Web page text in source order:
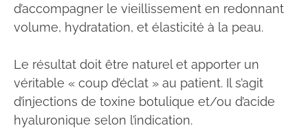
d’accompagner le vieillissement en redonnant
volume, hydratation, et élasticité à la peau.
Le résultat doit être naturel et apporter un
véritable « coup d’éclat » au patient. Il s’agit
d’injections de toxine botulique et/ou d’acide
hyaluronique selon l’indication.